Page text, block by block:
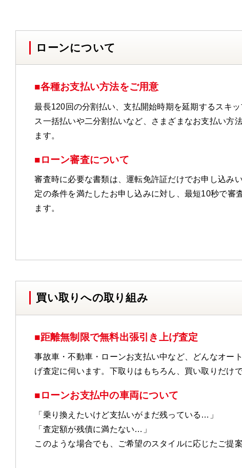
ローンについて
■各種お支払い方法をご用意
最長120回の分割払い、支払開始時期を延期するスキ
ス一括払いや二分割払いなど、さまざまなお支払い方
ます。
■ローン審査について
審査時に必要な書類は、運転免許証だけでお申し込み
定の条件を満たしたお申し込みに対し、最短10秒で審
ます。
買い取りへの取り組み
■距離無制限で無料出張引き上げ査定
事故車・不動車・ローンお支払い中など、どんなオー
げ査定に伺います。下取りはもちろん、買い取りだけ
■ローンお支払中の車両について
「乗り換えたいけど支払いがまだ残っている…」
「査定額が残債に満たない…」
このような場合でも、ご希望のスタイルに応じたご提